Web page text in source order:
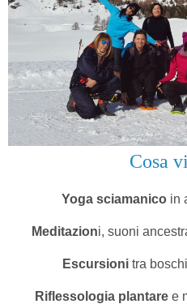
Cosa
Yoga sciamanicoin
Meditazioni, suoni
Escursioni tra
Riflessologia plantare e